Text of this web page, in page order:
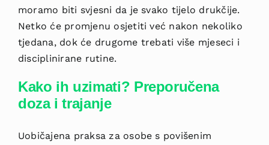
moramo biti svjesni da je svako tijelo drukčije.
Netko će promjenu osjetiti već nakon nekoliko
tjedana, dok će drugome trebati više mjeseci i
disciplinirane rutine.
Kako ih uzimati? Preporučena
doza i trajanje
Uobičajena praksa za osobe s povišenim